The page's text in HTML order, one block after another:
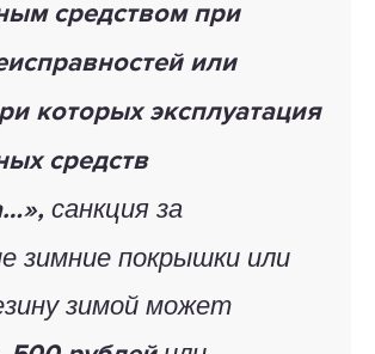
средством при
или
которых эксплуатация
средств
санкция за
зимние покрышки или
зимой может